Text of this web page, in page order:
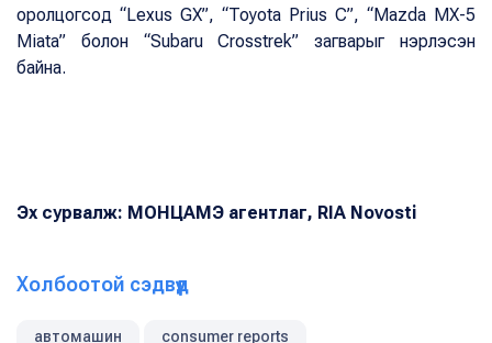
оролцогсод “Lexus GX”, “Toyota Prius C”, “Mazda MX-5
Miata” болон “Subaru Crosstrek” загварыг нэрлэсэн
байна.
Эх сурвалж: МОНЦАМЭ агентлаг, RIA Novosti
Холбоотой сэдвүүд
автомашин consumer reports